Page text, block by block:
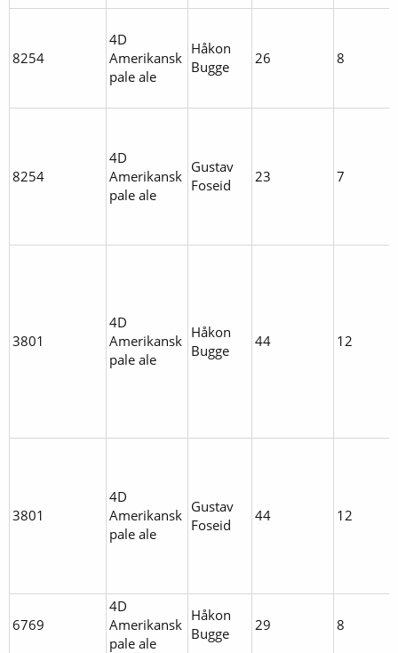
8254
4D
Amerikansk
pale ale
Håkon
Bugge
26 8
8254
4D
Amerikansk
pale ale
Gustav
Foseid
23 7
3801
4D
Amerikansk
pale ale
Håkon
Bugge
44 12
3801
4D
Amerikansk
pale ale
Gustav
Foseid
44 12
6769
4D
Amerikansk
pale ale
Håkon
Bugge
29 8